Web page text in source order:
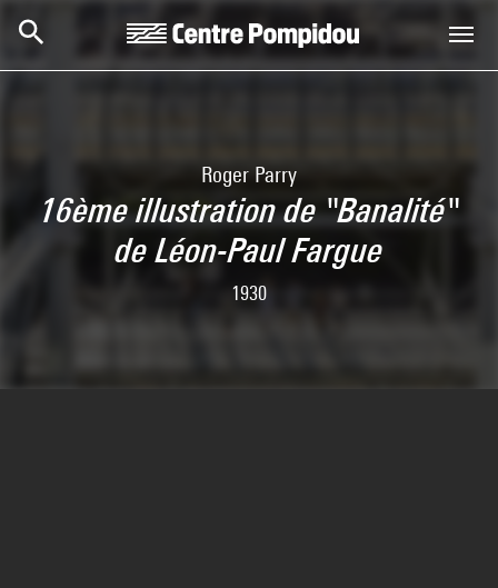
Roger Parry
16ème illustration de "Banalité"
de Léon-Paul Fargue
1930